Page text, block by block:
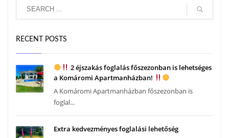
RECENT POSTS
2 éjszakás foglalás főszezonban is lehetséges
a Komáromi Apartmanházban!
A Komáromi Apartmanházban főszezonban is
foglal...
Extra kedvezményes foglalási lehetőség